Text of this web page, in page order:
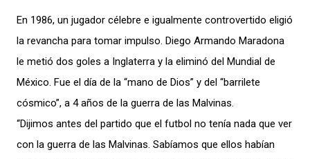
En 1986, un jugador célebre e igualmente controvertido eligió
la revancha para tomar impulso. Diego Armando Maradona
le metió dos goles a Inglaterra y la eliminó del Mundial de
México. Fue el día de la “mano de Dios” y del “barrilete
cósmico”, a 4 años de la guerra de las Malvinas.
“Dijimos antes del partido que el futbol no tenía nada que ver
con la guerra de las Malvinas. Sabíamos que ellos habían